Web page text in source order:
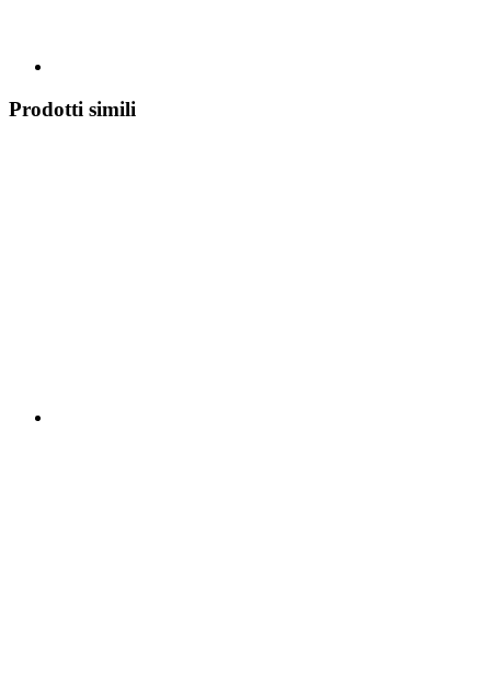
Prodotti simili